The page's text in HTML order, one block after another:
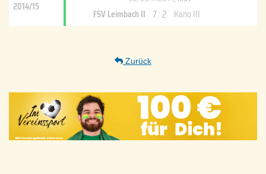
2014/15
FSV Leimbach II 7 : 2 Kano III
Zurück